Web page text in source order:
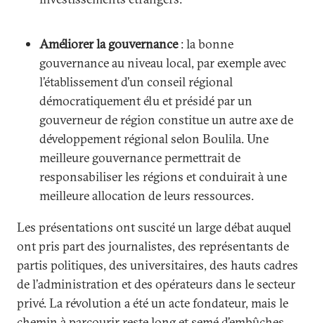
Améliorer la gouvernance: la bonne
gouvernance au niveau local, par exemple avec
l’établissement d’un conseil régional
démocratiquement élu et présidé par un
gouverneur de région constitue un autre axe de
développement régional selon Boulila. Une
meilleure gouvernance permettrait de
responsabiliser les régions et conduirait à une
meilleure allocation de leurs ressources.
Les présentations ont suscité un large débat auquel
ont pris part des journalistes, des représentants de
partis politiques, des universitaires, des hauts cadres
de l’administration et des opérateurs dans le secteur
privé. La révolution a été un acte fondateur, mais le